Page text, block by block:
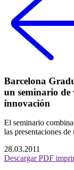
Barcelona
un seminario de
innovación
El seminario
las presentaciones
28.03.2011
Descargar PDF